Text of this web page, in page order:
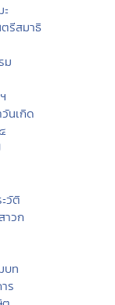
รีสมาธิ
ม
นเกิด
วัติ
าวก
บท
ร